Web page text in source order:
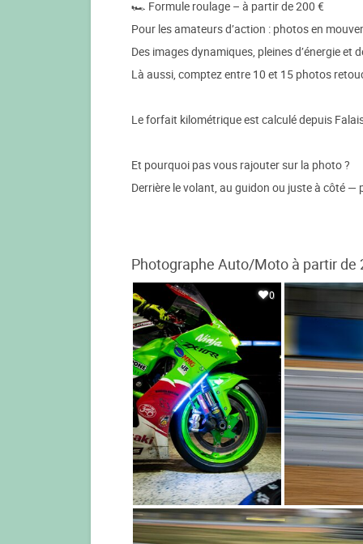
🏎️ Formule roulage – à partir de 200 €
Pour les amateurs d’action : photos en
Des images dynamiques, pleines d’énergie
Là aussi, comptez entre 10 et 15 photos
Le forfait kilométrique est calculé depuis
Et pourquoi pas vous rajouter sur la photo ?
Derrière le volant, au guidon ou juste à côté —
Photographe Auto/Moto à partir de
0